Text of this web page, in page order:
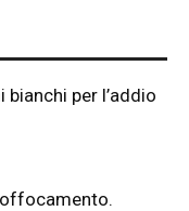
per l’addio